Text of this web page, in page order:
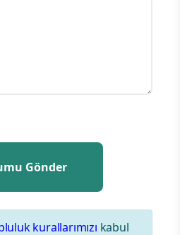
kurallarımızı kabul